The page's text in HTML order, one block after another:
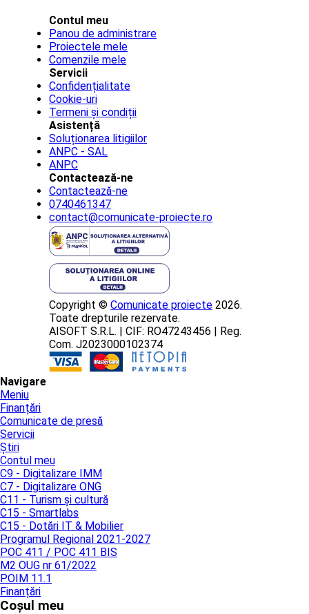
Contul meu
Panou de administrare
Proiectele mele
Comenzile mele
Servicii
Confidențialitate
Cookie-uri
Termeni și condiții
Asistență
Soluționarea litigiilor
ANPC - SAL
ANPC
Contactează-ne
Contactează-ne
0740461347
contact@comunicate-proiecte.ro
Copyright © Comunicate proiecte 2026.
Toate drepturile rezervate.
AISOFT S.R.L. | CIF: RO47243456 | Reg.
Com. J2023000102374
Navigare
Meniu
Finanțări
Comunicate de presă
Servicii
Știri
Contul meu
C9 - Digitalizare IMM
C7 - Digitalizare ONG
C11 - Turism și cultură
C15 - Smartlabs
C15 - Dotări IT & Mobilier
Programul Regional 2021-2027
POC 411 / POC 411 BIS
M2 OUG nr 61/2022
POIM 11.1
Finanțări
Coșul meu